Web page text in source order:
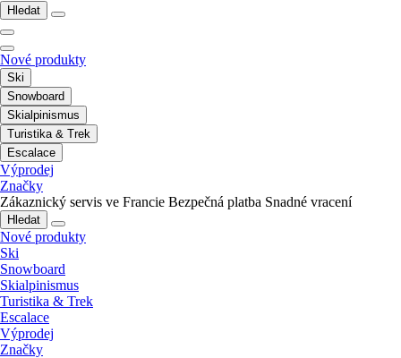
Hledat
Nové produkty
Ski
Snowboard
Skialpinismus
Turistika & Trek
Escalace
Výprodej
Značky
Zákaznický servis ve Francie Bezpečná platba Snadné vracení
Hledat
Nové produkty
Ski
Snowboard
Skialpinismus
Turistika & Trek
Escalace
Výprodej
Značky